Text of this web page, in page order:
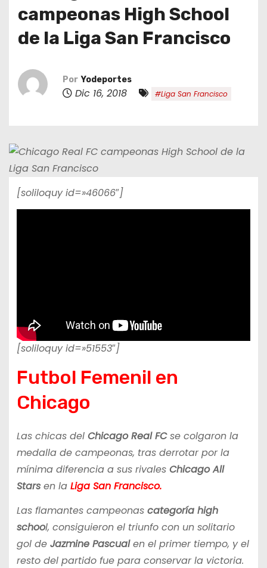
campeonas High School
de la Liga San Francisco
Por Yodeportes
Dic 16, 2018 #Liga San Francisco
[soliloquy id=»46066″]
[soliloquy id=»51553″]
Futbol Femenil en
Chicago
Las chicas del Chicago Real FCse colgaron la
medalla de campeonas, tras derrotar por la
mínima diferencia a sus rivales Chicago All
Starsen la Liga San Francisco.
Las flamantes campeonas categoría high
school, consiguieron el triunfo con un solitario
gol de Jazmine Pascualen el primer tiempo, y el
resto del partido fue para conservar la victoria.